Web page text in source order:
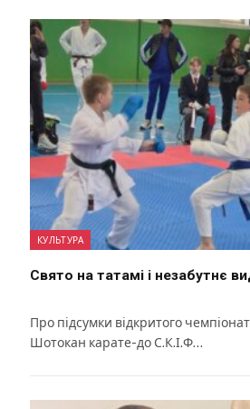
КУЛЬТУРА
Свято на татамі і незабутнє
Про підсумки відкритого
Шотокан карате-до С.К.І.Ф…